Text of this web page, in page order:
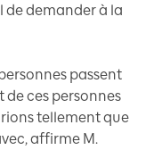
de demander à la
passent
de ces personnes
tellement que
affirme M.